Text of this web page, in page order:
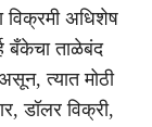
विक्रमी अधिशेष
बँकेचा ताळेबंद
त्यात मोठी
डॉलर विक्री,